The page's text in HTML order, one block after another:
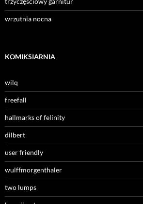
wrzutnia nocna
KOMIKSIARNIA
wilq
freefall
hallmarks of felinity
dilbert
user friendly
wulffmorgenthaler
two lumps